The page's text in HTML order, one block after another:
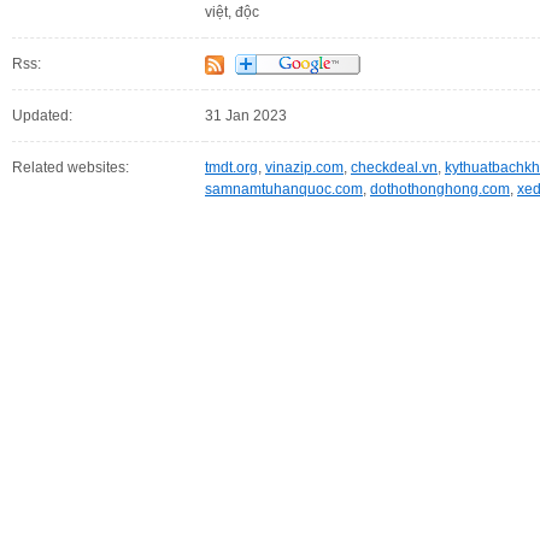
việt, độc
Rss:
Updated: 31 Jan 2023
Related websites: tmdt.org, vinazip.com, checkdeal.vn,
samnamtuhanquoc.com, dothothonghong.com,